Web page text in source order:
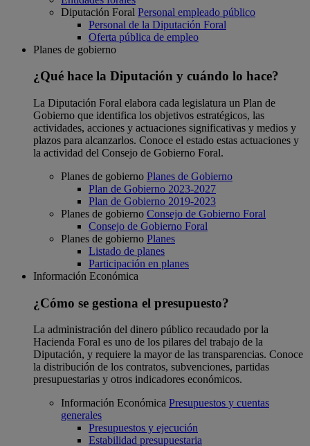
Diputación Foral Personal empleado público
Personal de la Diputación Foral
Oferta pública de empleo
Planes de gobierno
¿Qué hace la Diputación y cuándo lo hace?
La Diputación Foral elabora cada legislatura un Plan de
Gobierno que identifica los objetivos estratégicos, las
actividades, acciones y actuaciones significativas y medios y
plazos para alcanzarlos. Conoce el estado estas actuaciones y
la actividad del Consejo de Gobierno Foral.
Planes de gobierno Planes de Gobierno
Plan de Gobierno 2023-2027
Plan de Gobierno 2019-2023
Planes de gobierno Consejo de Gobierno Foral
Consejo de Gobierno Foral
Planes de gobierno Planes
Listado de planes
Participación en planes
Información Económica
¿Cómo se gestiona el presupuesto?
La administración del dinero público recaudado por la
Hacienda Foral es uno de los pilares del trabajo de la
Diputación, y requiere la mayor de las transparencias. Conoce
la distribución de los contratos, subvenciones, partidas
presupuestarias y otros indicadores económicos.
Información Económica Presupuestos y cuentas
generales
Presupuestos y ejecución
Estabilidad presupuestaria